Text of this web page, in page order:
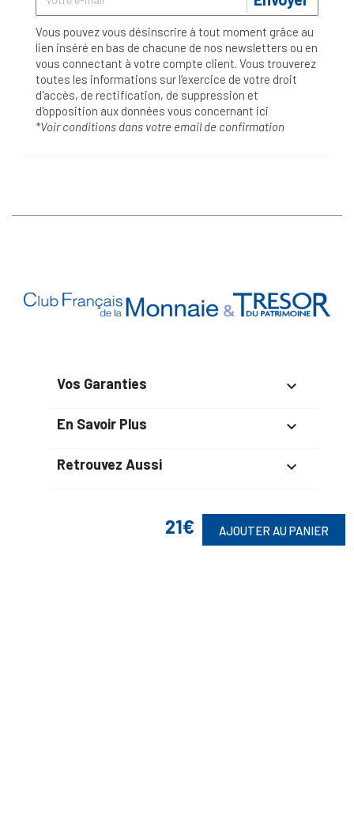
21€ AJOUTER AU PANIER
Vous pouvez vous désinscrire à tout moment grâce au
lien inséré en bas de chacune de nos newsletters ou en
vous connectant à votre compte client. Vous trouverez
toutes les informations sur l’exercice de votre droit
d'accès, de rectification, de suppression et
d'opposition aux données vous concernant ici
*Voir conditions dans votre email de confirmation
Vos Garanties 
En Savoir Plus 
Retrouvez Aussi 
Suivez-Nous